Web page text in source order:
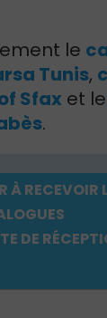
le
Tunis,
Sfaxet le
.
À RECEVOIR
DE